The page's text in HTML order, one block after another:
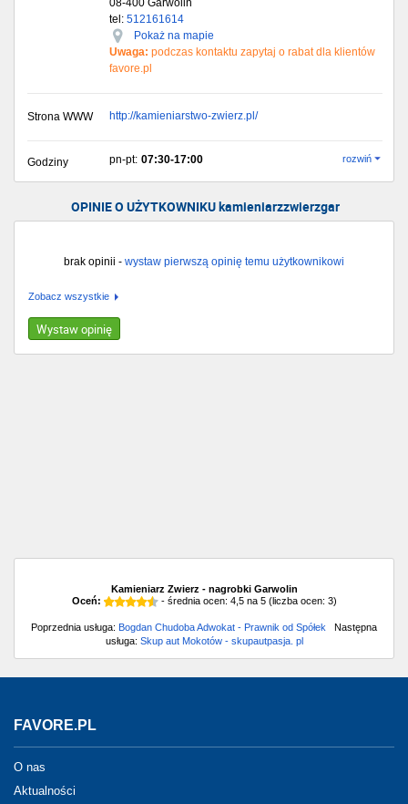
08-400 Garwolin
tel: 512161614
Pokaż na mapie
Uwaga: podczas kontaktu zapytaj o rabat dla klientów
favore.pl
Strona WWW http://kamieniarstwo-zwierz.pl/
Godziny pn-pt: 07:30-17:00 rozwiń
OPINIE O UŻYTKOWNIKU kamieniarzzwierzgar
brak opinii - wystaw pierwszą opinię temu użytkownikowi
Zobacz wszystkie
Wystaw opinię
Kamieniarz Zwierz - nagrobki Garwolin
Oceń:
- średnia ocen: 4,5na 5(liczba ocen: 3)
Poprzednia usługa: Bogdan Chudoba Adwokat - Prawnik od Spółek Następna
usługa: Skup aut Mokotów - skupautpasja. pl
FAVORE.PL
O nas
Aktualności